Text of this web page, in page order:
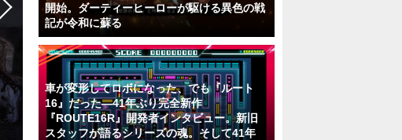
開始。ダーティーヒーローが駆ける異色の戦
記が令和に蘇る
車が変形してロボになった、でも『ルート
16』だった―41年ぶり完全新作
『ROUTE16R』開発者インタビュー。新旧
スタッフが語るシリーズの魂。そして41年